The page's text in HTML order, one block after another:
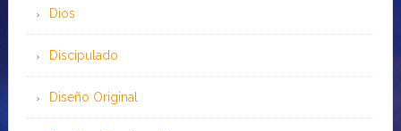
Dios
Discipulado
Diseño Original